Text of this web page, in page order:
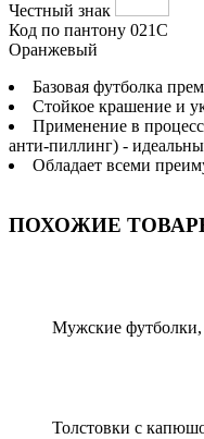
Честный знак
Код по пантону 021C
Оранжевый
Базовая футболка
Стойкое крашение и
Применение в
aнти-пиллинг) -
Обладает всеми
ПОХОЖИЕ
Мужские
Толстовки с